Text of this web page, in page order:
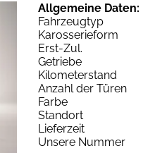
Allgemeine Daten:
Fahrzeugtyp
Karosserieform
Erst-Zul.
Getriebe
Kilometerstand
Anzahl der Türen
Farbe
Standort
Lieferzeit
Unsere Nummer